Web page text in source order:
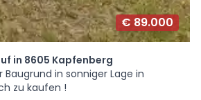
€ 89.000
in 8605 Kapfenberg
Baugrund in sonniger Lage in
zu kaufen !